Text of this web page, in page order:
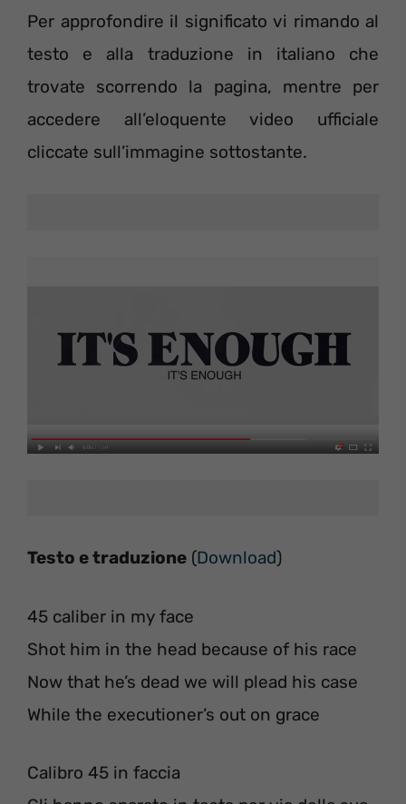
Per approfondire il significato vi rimando al
testo e alla traduzione in italiano che
trovate scorrendo la pagina, mentre per
accedere all’eloquente video ufficiale
cliccate sull’immagine sottostante.
Testo e traduzione (Download)
45 caliber in my face
Shot him in the head because of his race
Now that he’s dead we will plead his case
While the executioner’s out on grace
Calibro 45 in faccia